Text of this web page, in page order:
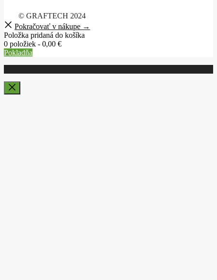
© GRAFTECH 2024
Pokračovať v nákupe →
Položka pridaná do košíka
0 položiek - 0,00 €
Pokladňa
Close